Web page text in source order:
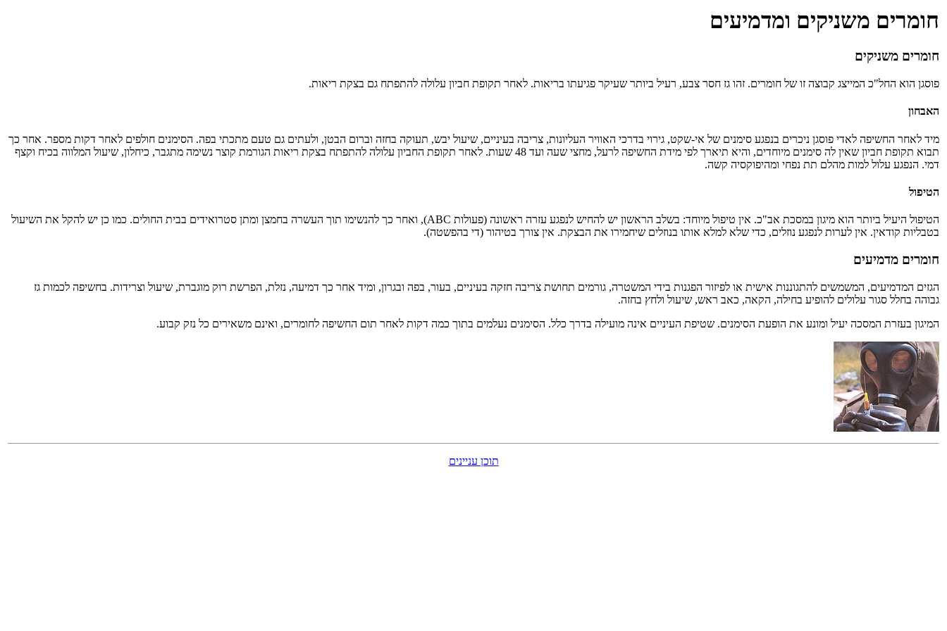
חומרים משניקים ומדמיעים
חומרים משניקים
פוסגן הוא החל"כ המייצג קבוצה זו של חומרים. זהו גז חסר צבע, רעיל ביותר שעיקר פגיעתו בריאות. לאחר תקופת חביון עלולה להתפתח גם בצקת ריאות.
האבחון
מיד לאחר החשיפה לאדי פוסגן ניכרים בנפגע סימנים של אי-שקט, גירוי בדרכי האוויר העליונות, צריבה בעיניים, שיעול יבש, תעוקה בחזה וברום הבטן, ולעתים גם טעם מתכתי בפה. הסימנים חולפים לאחר דקות מספר. אחר כך
תבוא תקופת חביון שאין לה סימנים מיוחדים, והיא תיארך לפי מידת החשיפה לרעל, מחצי שעה ועד 48 שעות. לאחר תקופת החביון עלולה להתפתח בצקת ריאות הגורמת קוצר נשימה מתגבר, כיחלון, שיעול המלווה בכיח וקצף
דמי. הנפגע עלול למות מהלם תת נפחי ומהיפוקסיה קשה.
הטיפול
הטיפול היעיל ביותר הוא מיגון במסכת אב"כ. אין טיפול מיוחד: בשלב הראשון יש להחיש לנפגע עזרה ראשונה (פעולות ABC), ואחר כך להנשימו תוך העשרה בחמצן ומתן סטרואידים בבית החולים. כמו כן יש להקל את השיעול
בטבליות קודאין. אין לערות לנפגע נוזלים, כדי שלא למלא אותו בנוזלים שיחמירו את הבצקת. אין צורך בטיהור (די בהפשטה).
חומרים מדמיעים
הגזים המדמיעים, המשמשים להתגוננות אישית או לפיזור הפגנות בידי המשטרה, גורמים תחושת צריבה חזקה בעיניים, בעור, בפה ובגרון, ומיד אחר כך דמיעה, נזלת, הפרשת רוק מוגברת, שיעול וצרידות. בחשיפה לכמות גז
גבוהה בחלל סגור עלולים להופיע בחילה, הקאה, כאב ראש, שיעול ולחץ בחזה.
המיגון בעזרת המסכה יעיל ומונע את הופעת הסימנים. שטיפת העיניים אינה מועילה בדרך כלל. הסימנים נעלמים בתוך כמה דקות לאחר תום החשיפה לחומרים, ואינם משאירים כל נזק קבוע.
תוכן עניינים